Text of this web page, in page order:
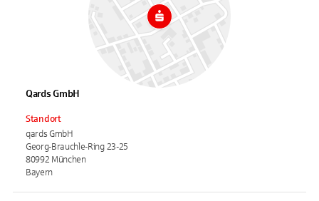
Qards GmbH
Standort
qards GmbH
Georg-Brauchle-Ring 23-25
80992 München
Bayern